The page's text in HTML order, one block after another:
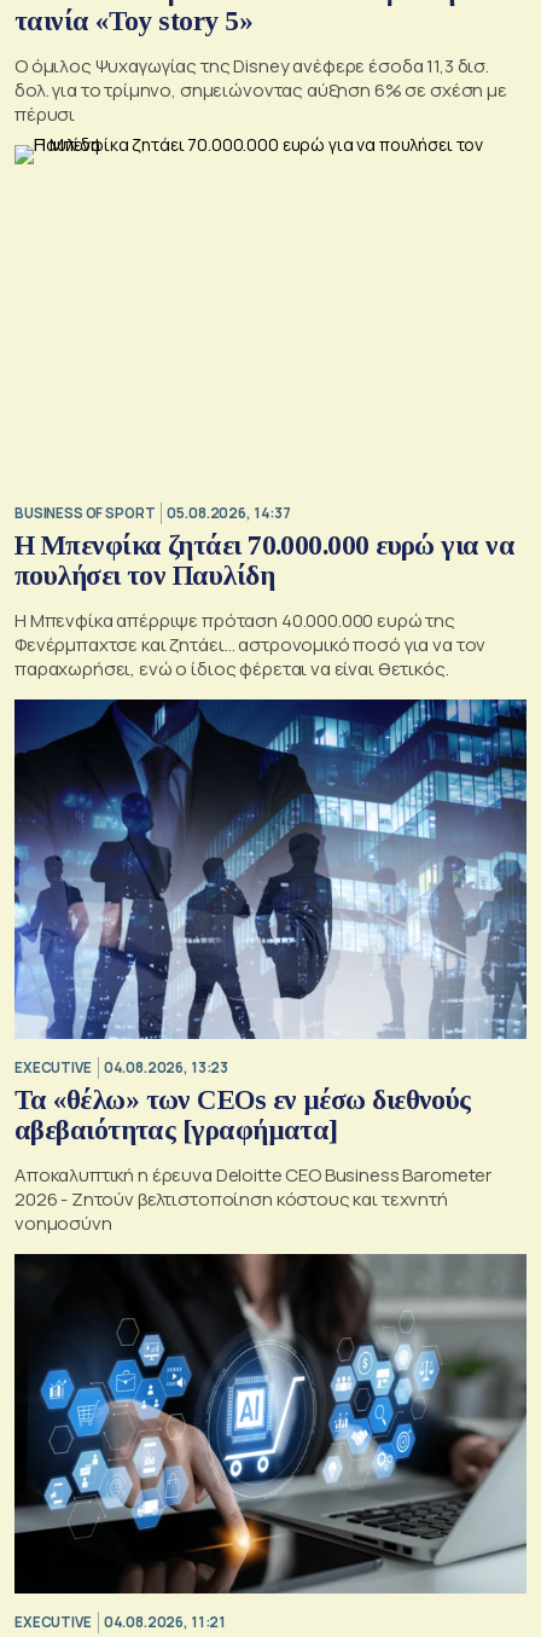
ταινία «Toy story 5»
Ο όμιλος Ψυχαγωγίας της Disney ανέφερε έσοδα 11,3 δισ.
δολ. για το τρίμηνο, σημειώνοντας αύξηση 6% σε σχέση με
πέρυσι
BUSINESS OF SPORT 05.08.2026, 14:37
Η Μπενφίκα ζητάει 70.000.000 ευρώ για να
πουλήσει τον Παυλίδη
Η Μπενφίκα απέρριψε πρόταση 40.000.000 ευρώ της
Φενέρμπαχτσε και ζητάει… αστρονομικό ποσό για να τον
παραχωρήσει, ενώ ο ίδιος φέρεται να είναι θετικός.
EXECUTIVE 04.08.2026, 13:23
Τα «θέλω» των CEOs εν μέσω διεθνούς
αβεβαιότητας [γραφήματα]
Αποκαλυπτική η έρευνα Deloitte CEO Business Barometer
2026 - Ζητούν βελτιστοποίηση κόστους και τεχνητή
νοημοσύνη
EXECUTIVE 04.08.2026, 11:21